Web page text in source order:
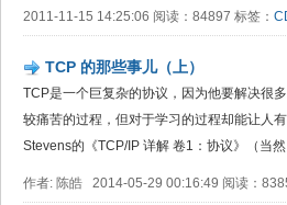
2011-11-15 14:25:06 阅读：84897 标签：
TCP 的那些事儿（上）
TCP是一个巨复杂的协议，因为他要解决很
较痛苦的过程，但对于学习的过程却能让人
Stevens的《TCP/IP 详解 卷1：协议》（当
作者: 陈皓 2014-05-29 00:16:49 阅读：